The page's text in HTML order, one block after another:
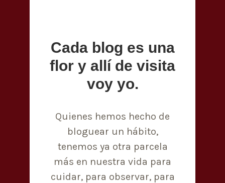
Cada blog es una
flor y allí de visita
voy yo.
Quienes hemos hecho de
bloguear un hábito,
tenemos ya otra parcela
más en nuestra vida para
cuidar, para observar, para